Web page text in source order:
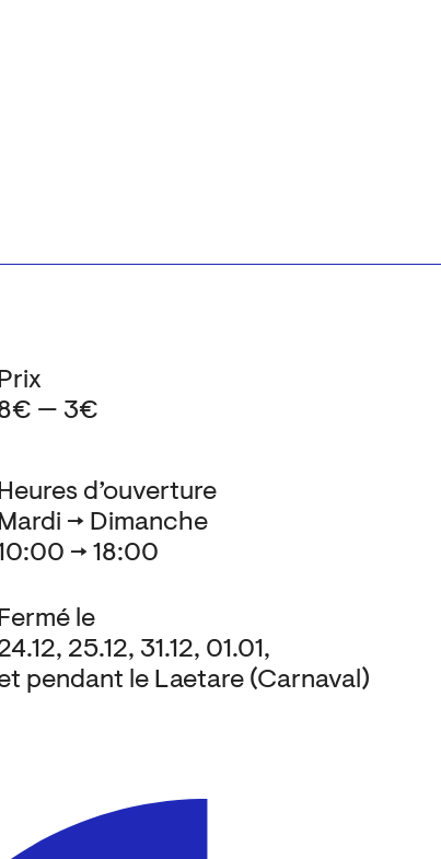
Heures d’ouverture
Mardi → Dimanche
→ 18:00
Fermé le
25.12, 31.12, 01.01,
pendant le Laetare (Carnaval)
— 3€